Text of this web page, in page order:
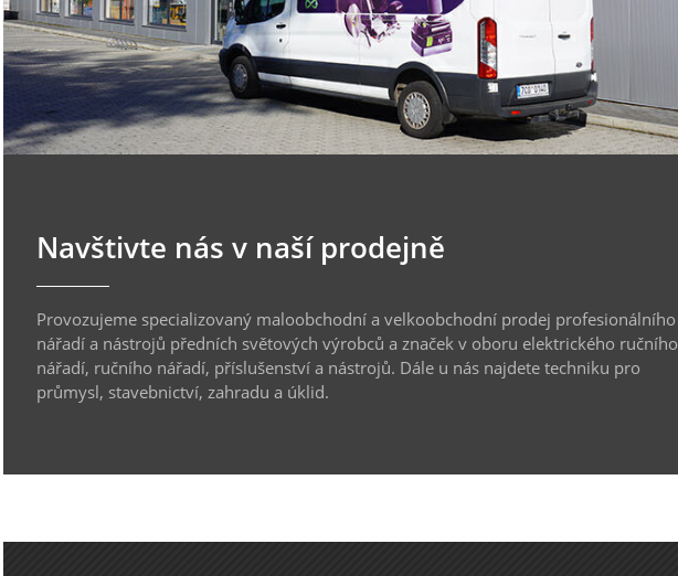
Navštivte nás v naší prodejně
Provozujeme specializovaný maloobchodní a velkoobchodní prodej profesionálního
nářadí a nástrojů předních světových výrobců a značek v oboru elektrického ručního
nářadí, ručního nářadí, příslušenství a nástrojů. Dále u nás najdete techniku pro
průmysl, stavebnictví, zahradu a úklid.